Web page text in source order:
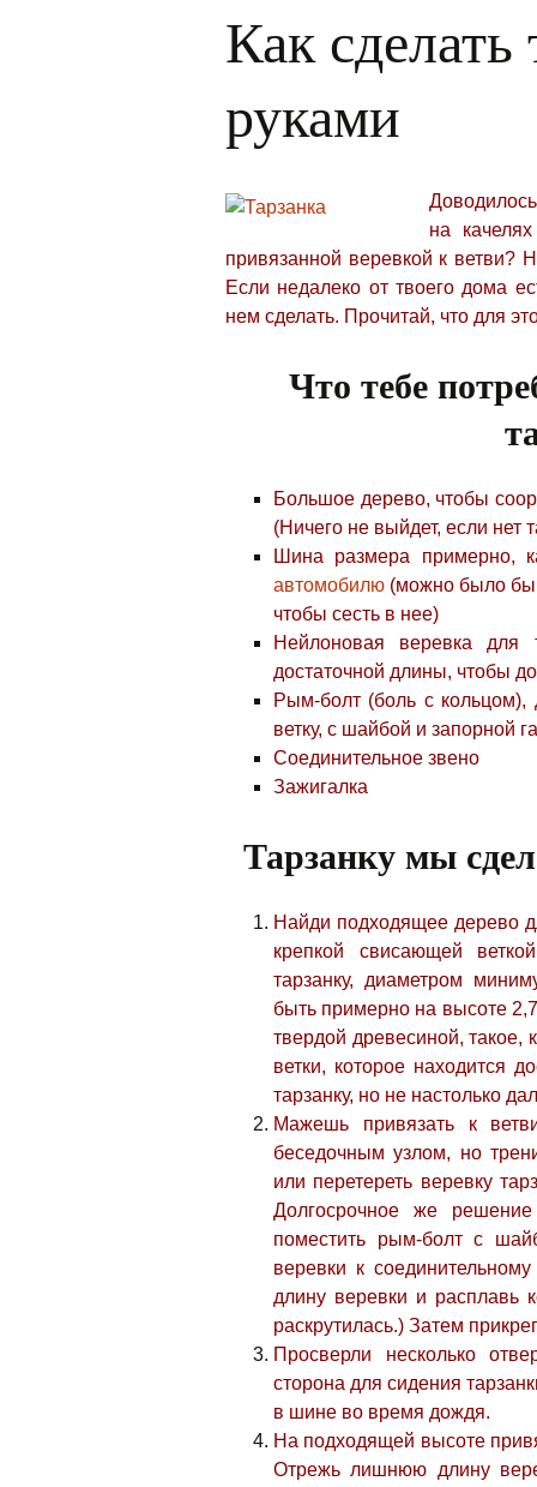
Как
руками
на
привязанной веревкой к ветви?
Если недалеко от твоего дома
нем сделать. Прочитай, что для
Что тебе
Большое дерево, чтобы
(Ничего не выйдет, если нет
Шина размера примерно,
автомобилю (можно было бы
чтобы сесть в нее)
Нейлоновая веревка
достаточной длины, чтобы
Рым-болт (боль с кольцом),
ветку, с шайбой и запорной
Соединительное звено
Зажигалка
Тарзанку мы
Найди подходящее дерево
крепкой свисающей
тарзанку, диаметром
быть примерно на высоте
твердой древесиной,
ветки, которое находится
тарзанку, но не настолько
Мажешь привязать к
беседочным узлом, но
или перетереть веревку
Долгосрочное же
поместить рым-болт с
веревки к
длину веревки и расплавь
раскрутилась.) Затем
Просверли несколько
сторона для сидения
в шине во время дождя.
На подходящей высоте
Отрежь лишнюю длину